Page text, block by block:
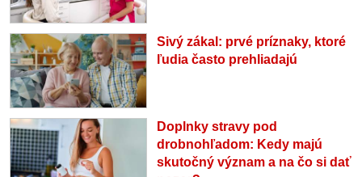
Sivý zákal: prvé príznaky, ktoré
ľudia často prehliadajú
Doplnky stravy pod
drobnohľadom: Kedy majú
skutočný význam a na čo si dať